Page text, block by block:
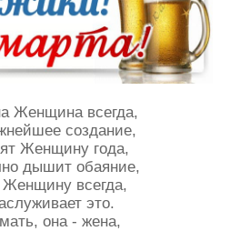
Женщина всегда,
создание,
Женщину года,
дышит обаяние,
всегда,
это.
она - жена,